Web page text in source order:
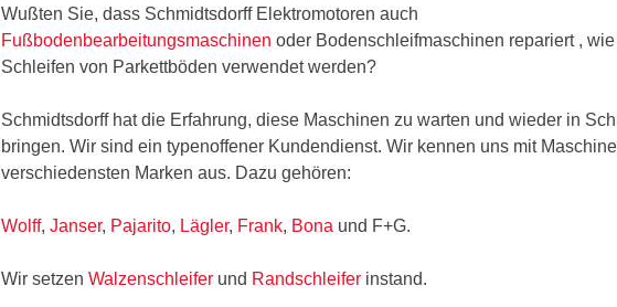
Wußten Sie, dass Schmidtsdorff Elektromotoren auch
Fußbodenbearbeitungsmaschinen oder Bodenschleifmaschinen repariert ,
Schleifen von Parkettböden verwendet werden?
Schmidtsdorff hat die Erfahrung, diese Maschinen zu warten und wieder in
bringen. Wir sind ein typenoffener Kundendienst. Wir kennen uns mit
verschiedensten Marken aus. Dazu gehören:
Wolff, Janser, Pajarito, Lägler, Frank, Bona und F+G.
Wir setzen Walzenschleifer und Randschleifer instand.